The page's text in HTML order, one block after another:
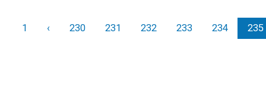
1 ‹Назад230 231 232 233 234 235